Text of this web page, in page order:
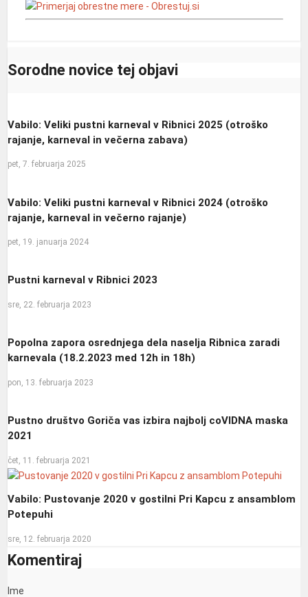
Sorodne novice tej objavi
Vabilo: Veliki pustni karneval v Ribnici 2025 (otroško
rajanje, karneval in večerna zabava)
pet, 7. februarja 2025
Vabilo: Veliki pustni karneval v Ribnici 2024 (otroško
rajanje, karneval in večerno rajanje)
pet, 19. januarja 2024
Pustni karneval v Ribnici 2023
sre, 22. februarja 2023
Popolna zapora osrednjega dela naselja Ribnica zaradi
karnevala (18.2.2023 med 12h in 18h)
pon, 13. februarja 2023
Pustno društvo Goriča vas izbira najbolj coVIDNA maska
2021
čet, 11. februarja 2021
Vabilo: Pustovanje 2020 v gostilni Pri Kapcu z ansamblom
Potepuhi
sre, 12. februarja 2020
Komentiraj
Ime